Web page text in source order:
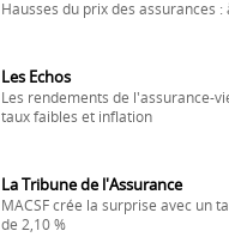
Hausses du prix des assurances
Les Echos
Les rendements de l'assurance-
taux faibles et inflation
La Tribune de l'Assurance
MACSF crée la surprise avec un
de 2,10 %